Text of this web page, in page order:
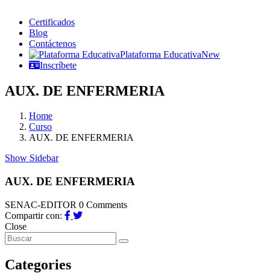
Certificados
Blog
Contáctenos
Plataforma EducativaNew
Inscríbete
AUX. DE ENFERMERIA
Home
Curso
AUX. DE ENFERMERIA
Show Sidebar
AUX. DE ENFERMERIA
SENAC-EDITOR 0 Comments
Compartir con:
Close
Categories